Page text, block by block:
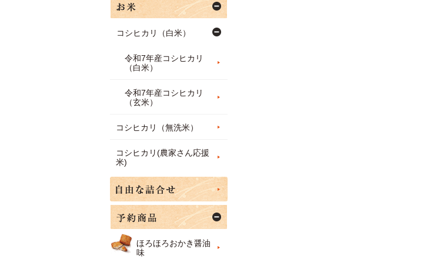
コシヒカリ（白米）
令和7年産コシヒカリ
（白米）
令和7年産コシヒカリ
（玄米）
コシヒカリ（無洗米）
コシヒカリ(農家さん応援
米)
ほろほろおかき醤油
味